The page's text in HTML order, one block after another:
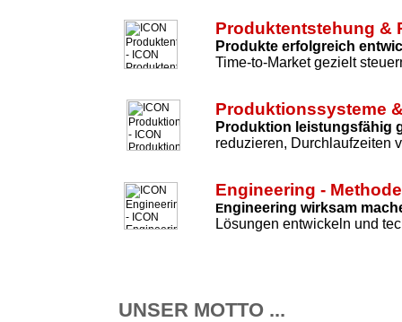
Produktentstehung &
Produkte erfolgreich
Time-to-Market gezielt
Produktionssysteme
Produktion leistungsfähig
reduzieren, Durchlaufzeiten
Engineering -
Engineering wirksam
Lösungen entwickeln und
UNSER MOTTO ...